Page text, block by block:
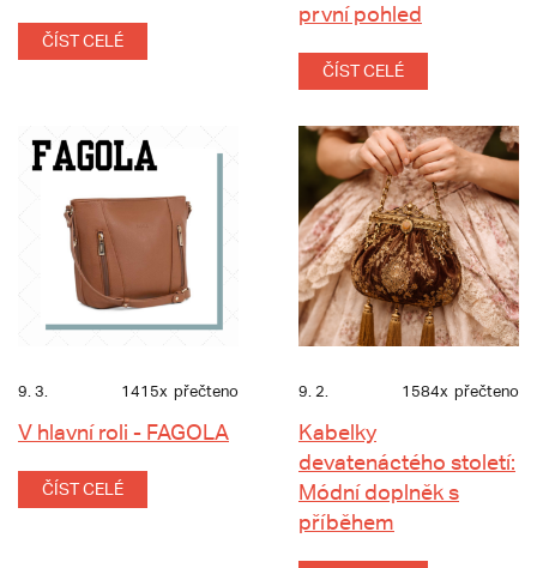
ČÍST CELÉ
první pohled
ČÍST CELÉ
9. 3. 1415x přečteno
V hlavní roli - FAGOLA
ČÍST CELÉ
9. 2. 1584x přečteno
Kabelky
devatenáctého století:
Módní doplněk s
příběhem